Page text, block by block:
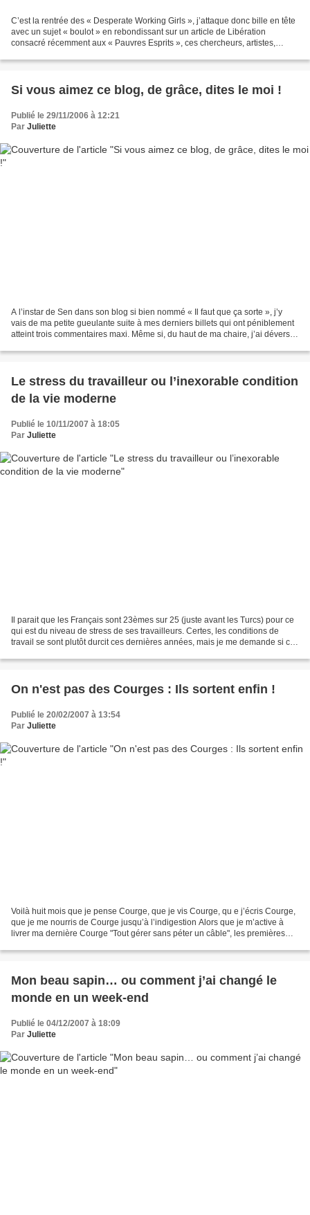
C’est la rentrée des « Desperate Working Girls », j’attaque donc bille en tête
avec un sujet « boulot » en rebondissant sur un article de Libération
consacré récemment aux « Pauvres Esprits », ces chercheurs, artistes,
Si vous aimez ce blog, de grâce, dites le moi !
Publié le 29/11/2006 à 12:21
Par Juliette
A l’instar de Sen dans son blog si bien nommé « Il faut que ça sorte », j’y
vais de ma petite gueulante suite à mes derniers billets qui ont péniblement
atteint trois commentaires maxi. Même si, du haut de ma chaire, j’ai déversé
Le stress du travailleur ou l’inexorable condition
de la vie moderne
Publié le 10/11/2007 à 18:05
Par Juliette
Il parait que les Français sont 23èmes sur 25 (juste avant les Turcs) pour ce
qui est du niveau de stress de ses travailleurs. Certes, les conditions de
travail se sont plutôt durcit ces dernières années, mais je me demande si ce
On n'est pas des Courges : Ils sortent enfin !
Publié le 20/02/2007 à 13:54
Par Juliette
Voilà huit mois que je pense Courge, que je vis Courge, qu e j’écris Courge,
que je me nourris de Courge jusqu’à l’indigestion Alors que je m’active à
livrer ma dernière Courge "Tout gérer sans péter un câble", les premières
Mon beau sapin… ou comment j’ai changé le
monde en un week-end
Publié le 04/12/2007 à 18:09
Par Juliette